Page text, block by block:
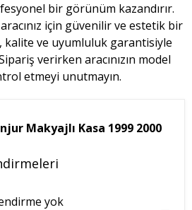
bir görünüm kazandırır.
için güvenilir ve estetik bir
ve uyumluluk garantisiyle
verirken aracınızın model
etmeyi unutmayın.
Makyajlı Kasa 1999 2000
yok